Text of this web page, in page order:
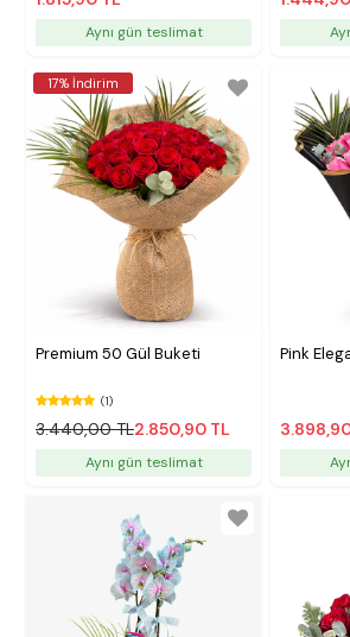
Aynı gün teslimat
17% İndirim
Premium 50 Gül Buketi
(1)
3.440,00 TL2.850,90 TL
Aynı gün teslimat
Pink